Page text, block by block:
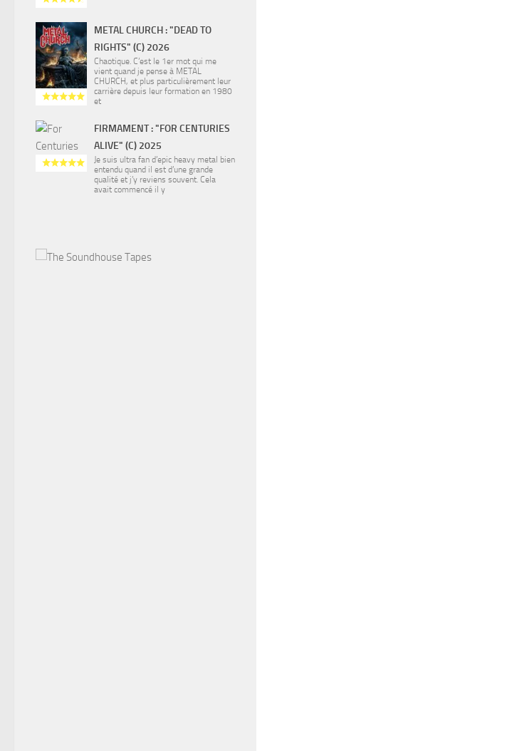
METAL CHURCH : "DEAD TO
RIGHTS" (C) 2026
Chaotique. C’est le 1er mot qui me
vient quand je pense à METAL
CHURCH, et plus particulièrement leur
carrière depuis leur formation en 1980
et
FIRMAMENT : "FOR CENTURIES
ALIVE" (C) 2025
Je suis ultra fan d’epic heavy metal bien
entendu quand il est d’une grande
qualité et j’y reviens souvent. Cela
avait commencé il y